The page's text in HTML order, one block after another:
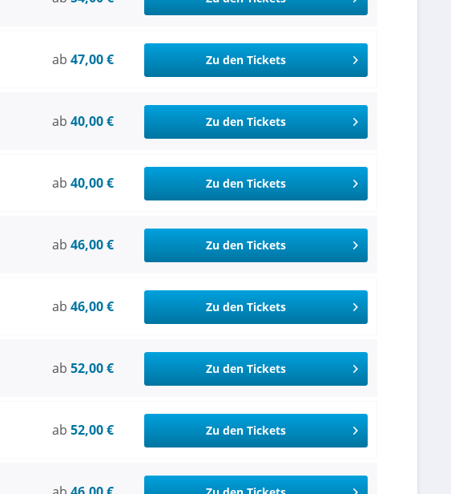
ab 47,00 € Zu den Tickets
ab 40,00 € Zu den Tickets
ab 40,00 € Zu den Tickets
ab 46,00 € Zu den Tickets
ab 46,00 € Zu den Tickets
ab 52,00 € Zu den Tickets
ab 52,00 € Zu den Tickets